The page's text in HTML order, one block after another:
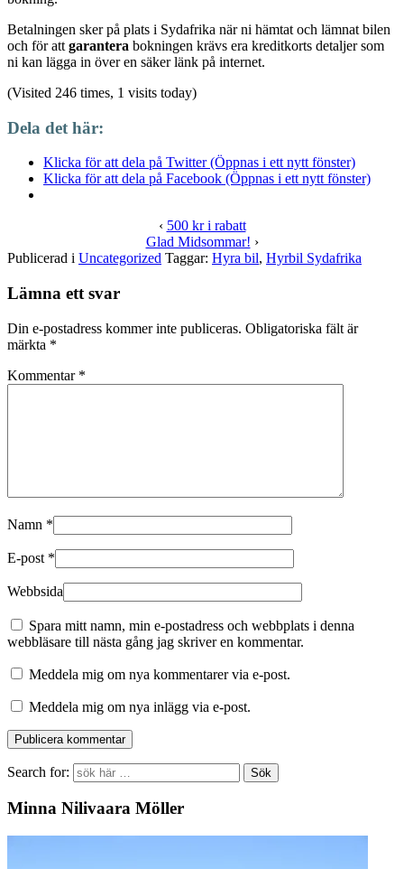
Betalningen sker på plats i Sydafrika när ni hämtat och lämnat bilen
och för att garantera bokningen krävs era kreditkorts detaljer som
ni kan lägga in över en säker länk på internet.
(Visited 246 times, 1 visits today)
Dela det här:
Klicka för att dela på Twitter (Öppnas i ett nytt fönster)
Klicka för att dela på Facebook (Öppnas i ett nytt fönster)
‹ 500 kr i rabatt
Glad Midsommar! ›
Publicerad i Uncategorized Taggar: Hyra bil, Hyrbil Sydafrika
Lämna ett svar
Din e-postadress kommer inte publiceras. Obligatoriska fält är
märkta *
Kommentar *
Namn *
E-post *
Webbsida
Spara mitt namn, min e-postadress och webbplats i denna
webbläsare till nästa gång jag skriver en kommentar.
Meddela mig om nya kommentarer via e-post.
Meddela mig om nya inlägg via e-post.
Search for:
Minna Nilivaara Möller